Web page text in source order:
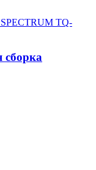
сборка